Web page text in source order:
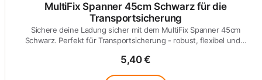
MultiFix Spanner 45cm Schwarz für die
Transportsicherung
Sichere deine Ladung sicher mit dem MultiFix Spanner 45cm
Schwarz. Perfekt für Transportsicherung - robust, flexibel und…
5,40 €